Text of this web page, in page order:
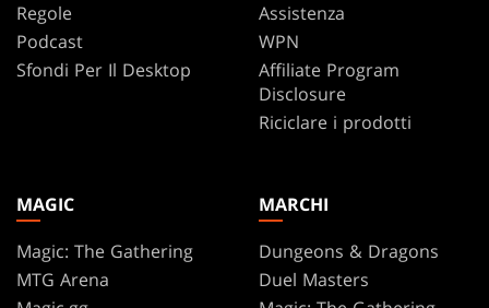
Regole
Podcast
Sfondi Per Il Desktop
Assistenza
WPN
Affiliate Program
Disclosure
Riciclare i prodotti
MAGIC
Magic: The Gathering
MTG Arena
MARCHI
Dungeons & Dragons
Duel Masters